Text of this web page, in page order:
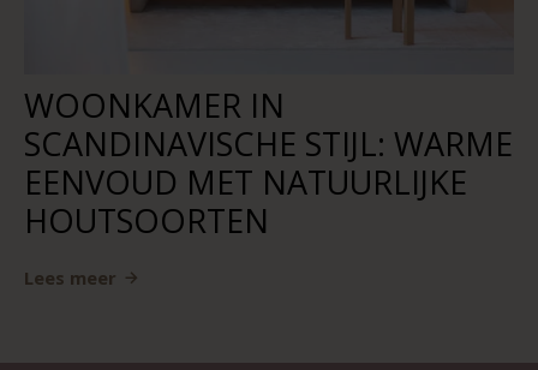
WOONKAMER IN
SCANDINAVISCHE STIJL: WARME
EENVOUD MET NATUURLIJKE
HOUTSOORTEN
Lees meer